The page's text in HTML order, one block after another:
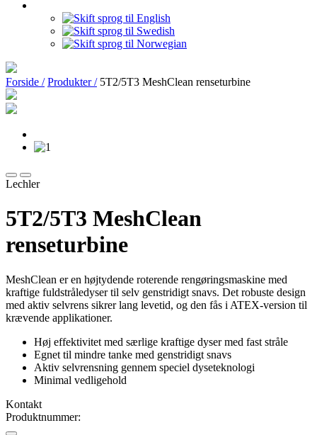
Forside / Produkter / 5T2/5T3 MeshClean renseturbine
Lechler
5T2/5T3 MeshClean
renseturbine
MeshClean er en højtydende roterende rengøringsmaskine med
kraftige fuldstråledyser til selv genstridigt snavs. Det robuste design
med aktiv selvrens sikrer lang levetid, og den fås i ATEX-version til
krævende applikationer.
Høj effektivitet med særlige kraftige dyser med fast stråle
Egnet til mindre tanke med genstridigt snavs
Aktiv selvrensning gennem speciel dyseteknologi
Minimal vedligehold
Kontakt
Produktnummer: